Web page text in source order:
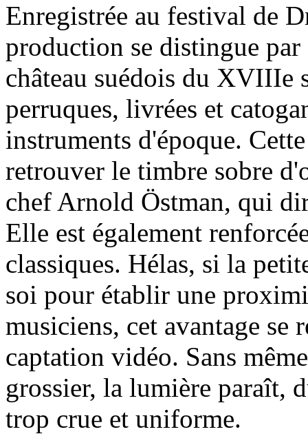
Enregistrée au festival de
production se distingue
château suédois du XVIIIe
perruques, livrées et
instruments d'époque.
retrouver le timbre sobre
chef Arnold Östman, qui
Elle est également
classiques. Hélas, si la
soi pour établir une
musiciens, cet avantage se
captation vidéo. Sans
grossier, la lumière paraît,
trop crue et uniforme.